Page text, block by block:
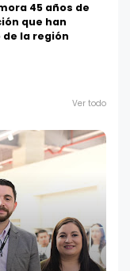
45 años de
que han
la región
Ver todo